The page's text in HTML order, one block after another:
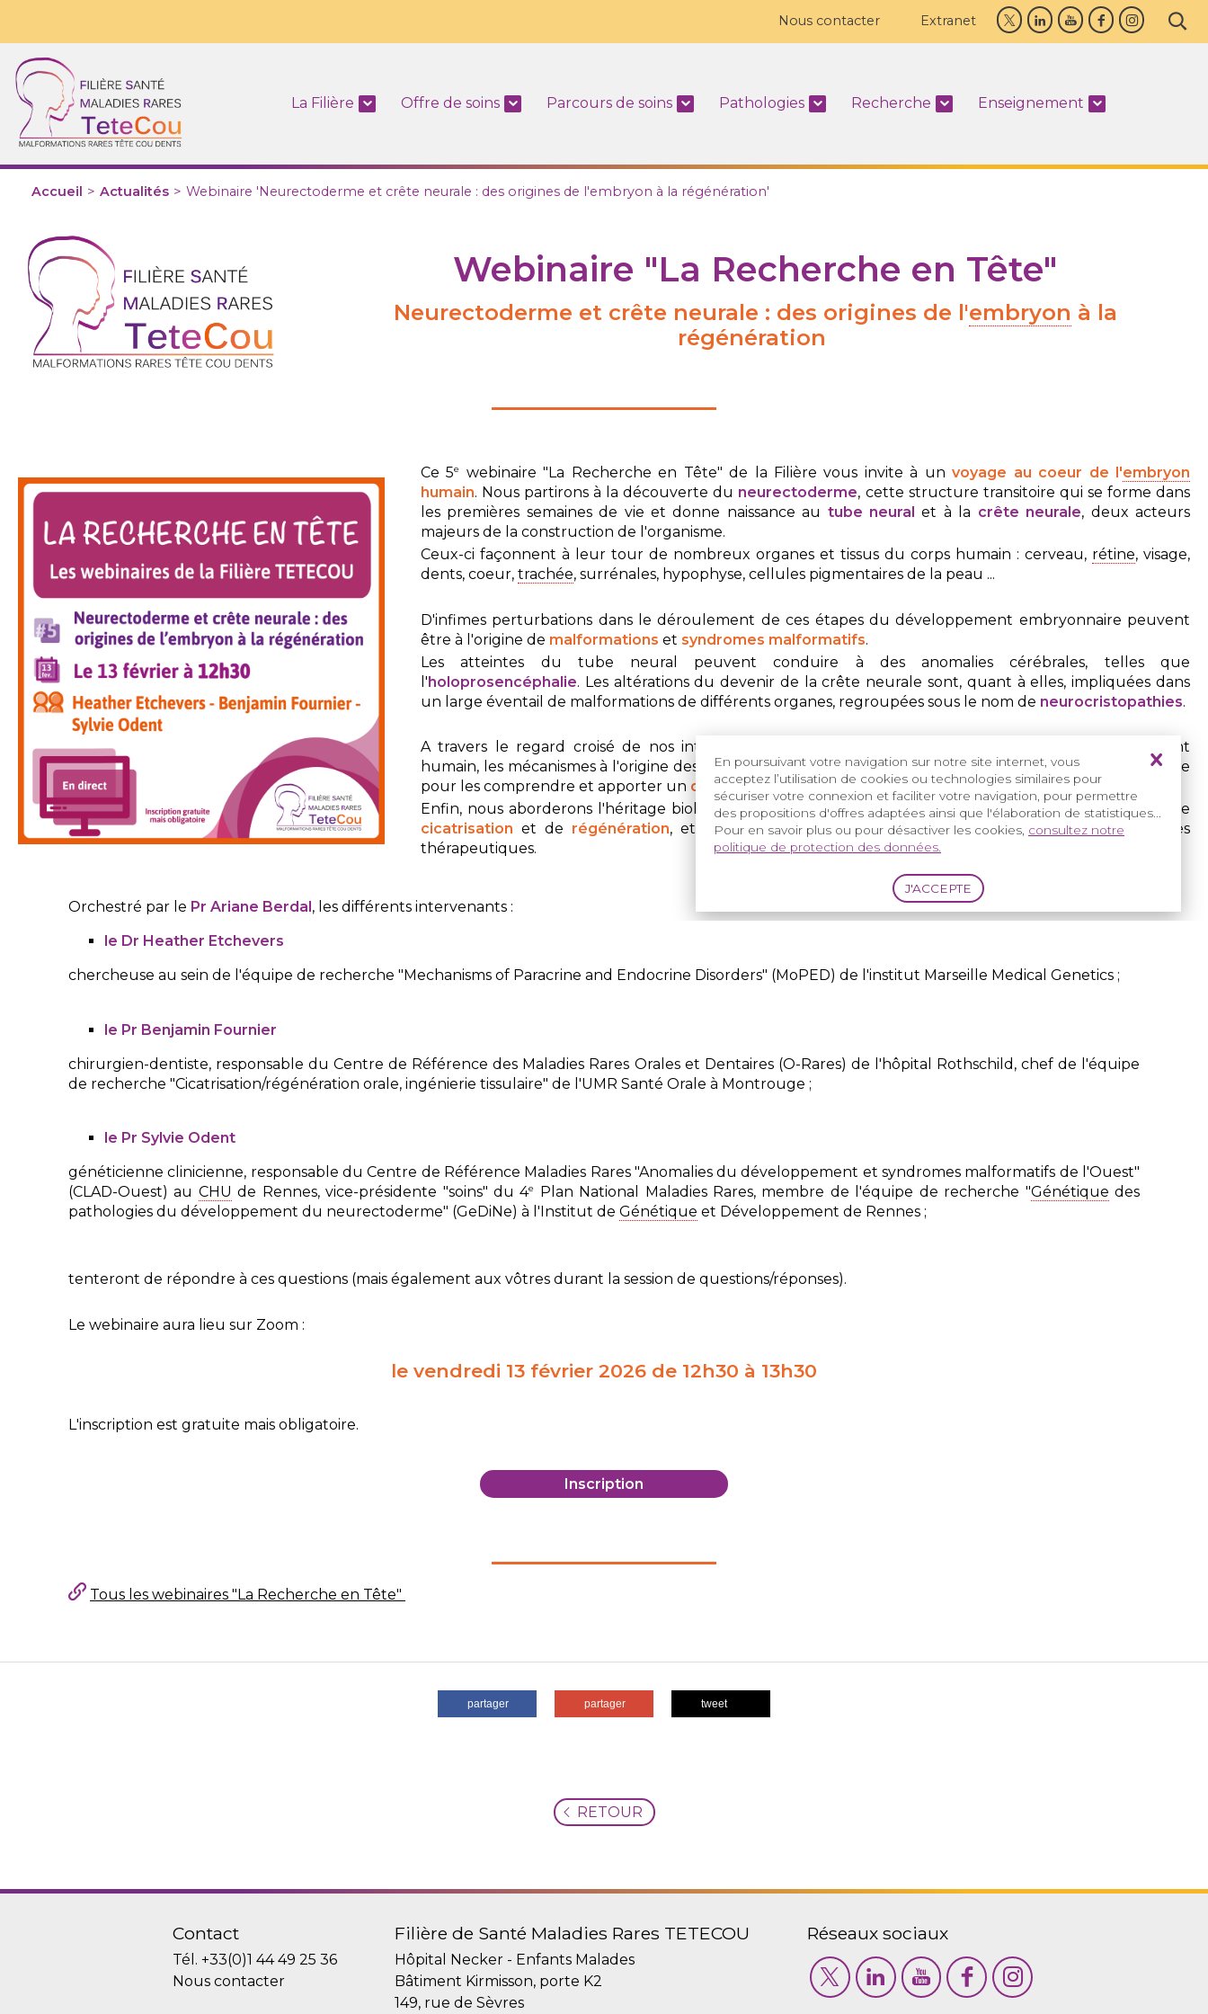
En poursuivant votre navigation sur notre site internet, vous
acceptez l’utilisation de cookies ou technologies similaires pour
sécuriser votre connexion et faciliter votre navigation, pour permettre
des propositions d'offres adaptées ainsi que l'élaboration de statistiques...
Pour en savoir plus ou pour désactiver les cookies, consultez notre
politique de protection des données.
Nous contacter Extranet
La Filière Offre de soins Parcours de soins Pathologies Recherche Enseignement
Accueil > Actualités > Webinaire 'Neurectoderme et crête neurale : des origines de l'embryon à la régénération'
Webinaire "La Recherche en Tête"
Neurectoderme et crête neurale : des origines de l'embryon à la
régénération
Ce 5e webinaire "La Recherche en Tête" de la Filière vous invite à unvoyage au coeur de l'embryon
humain. Nous partirons à la découverte du neurectoderme, cette structure transitoire qui se forme dans
les premières semaines de vie et donne naissance au tube neural et à la crête neurale, deux acteurs
majeurs de la construction de l'organisme.
Ceux-ci façonnent à leur tour de nombreux organes et tissus du corps humain : cerveau, rétine, visage,
dents, coeur,trachée, surrénales, hypophyse, cellules pigmentaires de la peau ...
D'infimes perturbations dans le déroulement de ces étapes du développement embryonnaire peuvent
être à l'origine de malformations et syndromes malformatifs.
Les atteintes du tube neural peuvent conduire à des anomalies cérébrales, telles que
l'holoprosencéphalie. Les altérations du devenir de la crête neurale sont, quant à elles, impliquées dans
un large éventail de malformations de différents organes, regroupées sous le nom de neurocristopathies.
A travers le regard croisé de nos intervenants, nous explorerons ces étapes clés du développement
humain, les mécanismes à l'origine des malformations, ainsi queles avancées et les enjeux de la recherche
pour les comprendre et apporter un diagnosticaux personnes malades.
Enfin, nous aborderons l'héritage biologique des cellules dérivées de la crête neurale, leur potentiel de
cicatrisation et de régénération, et les perspectives qu'elles ouvrent pour de nouvelles approches
thérapeutiques.
Orchestré par le Pr Ariane Berdal , les différents intervenants :
le Dr Heather Etchevers
chercheuse au sein de l'équipe de recherche "Mechanisms of Paracrine and Endocrine Disorders" (MoPED) de l'institut Marseille Medical Genetics ;
le Pr Benjamin Fournier
chirurgien-dentiste, responsable du Centre de Référence des Maladies Rares Orales et Dentaires (O-Rares) de l'hôpital Rothschild, chef de l'équipe
de recherche "Cicatrisation/régénération orale, ingénierie tissulaire" de l'UMR Santé Orale à Montrouge ;
le Pr Sylvie Odent
généticienne clinicienne, responsable du Centre de Référence Maladies Rares "Anomalies du développement et syndromes malformatifs de l'Ouest"
(CLAD-Ouest) au CHU de Rennes, vice-présidente "soins" du 4e Plan National Maladies Rares, membre de l'équipe de recherche "Génétique des
pathologies du développement du neurectoderme" (GeDiNe) à l'Institut deGénétique et Développement de Rennes ;
tenteront de répondre à ces questions (mais également aux vôtres durant la session de questions/réponses).
Le webinaire aura lieu sur Zoom :
le vendredi 13 février 2026 de 12h30 à 13h30
L'inscription est gratuite mais obligatoire.
Inscription
Tous les webinaires "La Recherche en Tête"
partager partager tweet
RETOUR
Contact
Tél.+33(0)1 44 49 25 36
Nous contacter
Filière de Santé Maladies Rares TETECOU
Hôpital Necker - Enfants Malades
Bâtiment Kirmisson, porte K2
149, rue de Sèvres
Réseaux sociaux